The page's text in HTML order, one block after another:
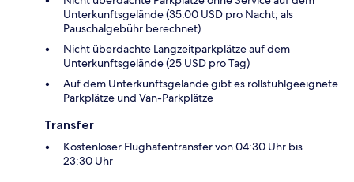
Unterkunftsgelände (35.00 USD pro Nacht; als
Pauschalgebühr berechnet)
Nicht überdachte Langzeitparkplätze auf dem
Unterkunftsgelände (25 USD pro Tag)
Auf dem Unterkunftsgelände gibt es rollstuhlgeeignete
Parkplätze und Van-Parkplätze
Transfer
Kostenloser Flughafentransfer von 04:30 Uhr bis
23:30 Uhr